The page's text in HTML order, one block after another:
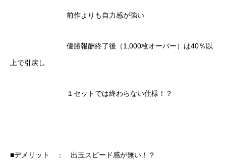
前作よりも自力感が強い
優勝報酬終了後（1,000枚オーバー）は40％以
上で引戻し
１セットでは終わらない仕様！？
■デメリット ： 出玉スピード感が無い！？